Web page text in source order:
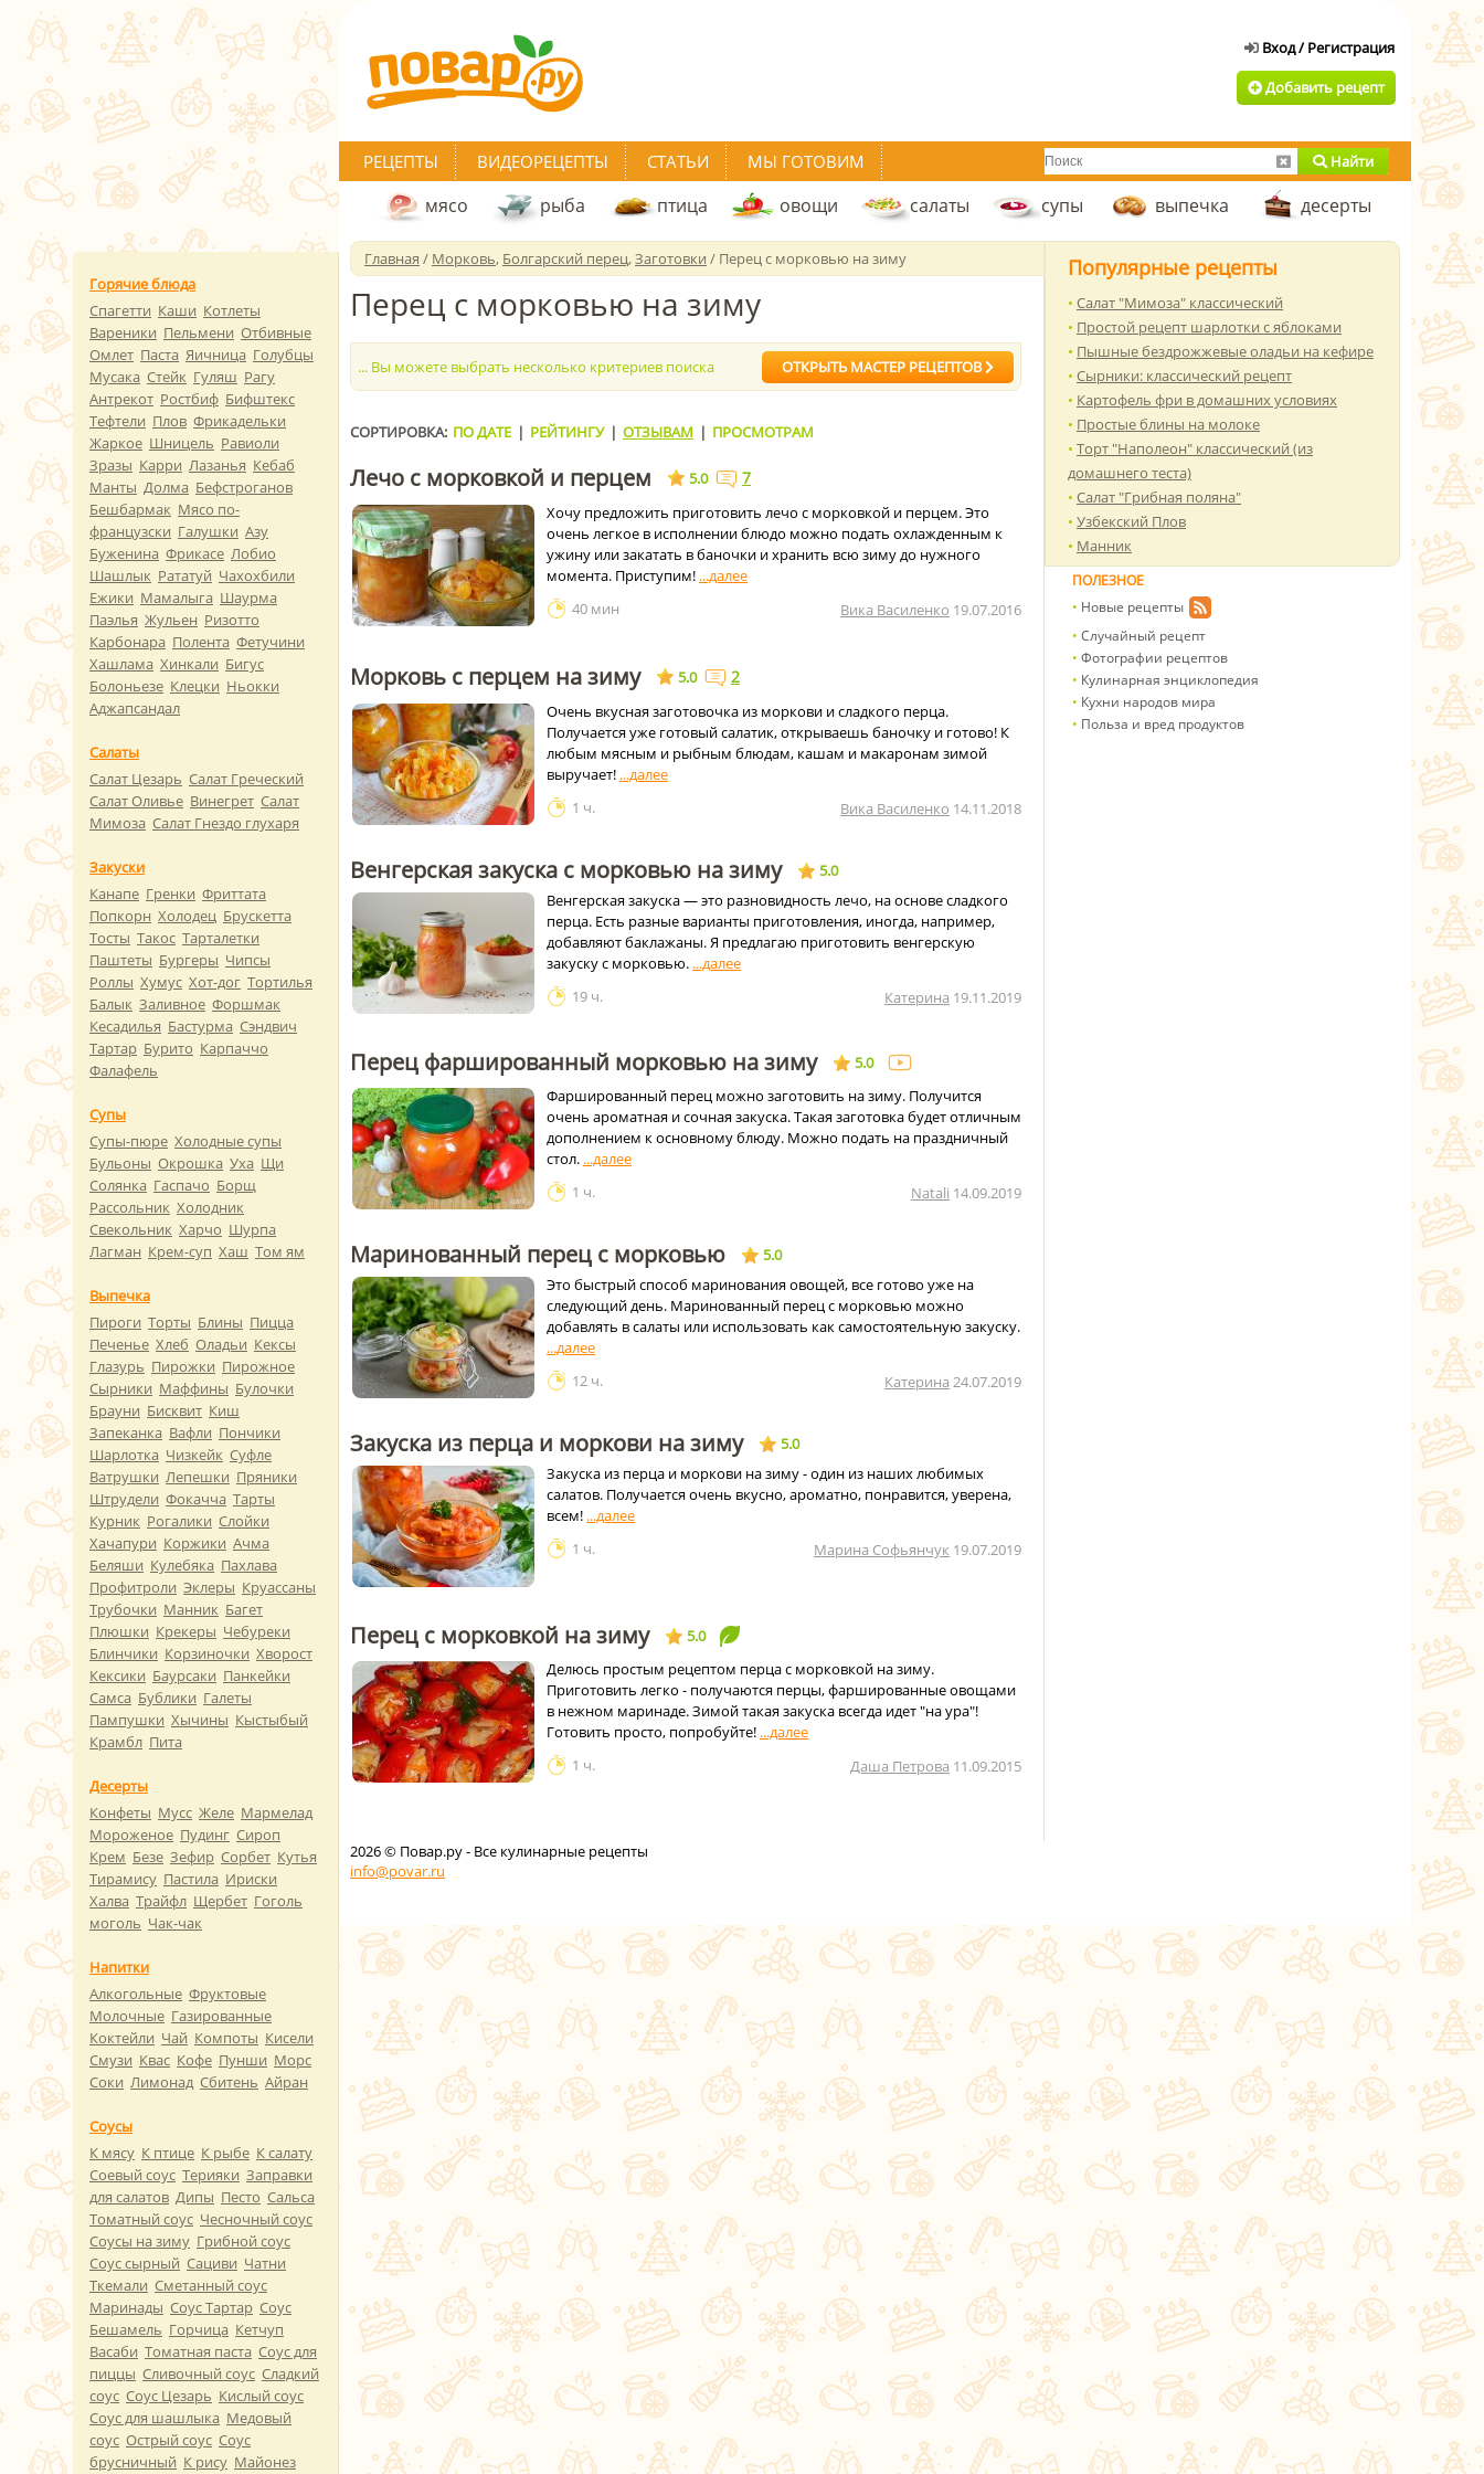
Добавить рецепт
РЕЦЕПТЫ ВИДЕОРЕЦЕПТЫ СТАТЬИ МЫ ГОТОВИМ Найти
мясо рыба птица овощи салаты супы выпечка десерты
Главная / Морковь, Болгарский перец,Заготовки / Перец с морковью на зиму
Перец с морковью на зиму
... Вы можете выбрать несколько критериев поиска ОТКРЫТЬ МАСТЕР РЕЦЕПТОВ
СОРТИРОВКА: ПО ДАТЕ | РЕЙТИНГУ | ОТЗЫВАМ | ПРОСМОТРАМ
Лечо с морковкой и перцем 5.0 7
Хочу предложить приготовить лечо с морковкой и перцем. Это
очень легкое в исполнении блюдо можно подать охлажденным к
ужину или закатать в баночки и хранить всю зиму до нужного
момента. Приступим!
40 мин
Вика Василенко 19.07.2016
Морковь с перцем на зиму 5.0 2
Очень вкусная заготовочка из моркови и сладкого перца.
Получается уже готовый салатик, открываешь баночку и готово! К
любым мясным и рыбным блюдам, кашам и макаронам зимой
выручает!
1 ч.
Вика Василенко 14.11.2018
Венгерская закуска с морковью на зиму
5.0
Венгерская закуска — это разновидность лечо, на основе сладкого
перца. Есть разные варианты приготовления, иногда, например,
добавляют баклажаны. Я предлагаю приготовить венгерскую
закуску с морковью.
19 ч.
Катерина 19.11.2019
Перец фаршированный морковью на зиму
5.0
Фаршированный перец можно заготовить на зиму. Получится
очень ароматная и сочная закуска. Такая заготовка будет отличным
дополнением к основному блюду. Можно подать на праздничный
стол.
1 ч.
Natali 14.09.2019
Маринованный перец с морковью
5.0
Это быстрый способ маринования овощей, все готово уже на
следующий день. Маринованный перец с морковью можно
добавлять в салаты или использовать как самостоятельную закуску.
12 ч. Катерина 24.07.2019
Закуска из перца и моркови на зиму
5.0
Закуска из перца и моркови на зиму - один из наших любимых
салатов. Получается очень вкусно, ароматно, понравится, уверена,
всем!
1 ч.
Марина Софьянчук 19.07.2019
Перец с морковкой на зиму
5.0
Делюсь простым рецептом перца с морковкой на зиму.
Приготовить легко - получаются перцы, фаршированные овощами
в нежном маринаде. Зимой такая закуска всегда идет "на ура"!
Готовить просто, попробуйте!
1 ч.
Даша Петрова 11.09.2015
Популярные рецепты
Салат "Мимоза" классический
Простой рецепт шарлотки с яблоками
Пышные бездрожжевые оладьи на кефире
Сырники: классический рецепт
Картофель фри в домашних условиях
Простые блины на молоке
Торт "Наполеон" классический (из
домашнего теста)
Салат "Грибная поляна"
Узбекский Плов
Манник
ПОЛЕЗНОЕ
Новые рецепты
Случайный рецепт
Фотографии рецептов
Кулинарная энциклопедия
Кухни народов мира
Польза и вред продуктов
2026© Повар.ру - Все кулинарные рецепты
info@povar.ru
Горячие блюда
Спагетти Каши Котлеты
Вареники Пельмени Отбивные
Омлет Паста Яичница Голубцы
Мусака Стейк Гуляш Рагу
Антрекот Ростбиф Бифштекс
Тефтели Плов Фрикадельки
Жаркое Шницель Равиоли
Зразы Карри Лазанья Кебаб
Манты Долма Бефстроганов
Бешбармак Мясо по-
французски Галушки Азу
Буженина Фрикасе Лобио
Шашлык Рататуй Чахохбили
Ежики Мамалыга Шаурма
Паэлья Жульен Ризотто
Карбонара Полента Фетучини
Хашлама Хинкали Бигус
Болоньезе Клецки Ньокки
Аджапсандал
Салаты
Салат Цезарь Салат Греческий
Салат Оливье Винегрет Салат
Мимоза Салат Гнездо глухаря
Закуски
Канапе Гренки Фриттата
Попкорн Холодец Брускетта
Тосты Такос Тарталетки
Паштеты Бургеры Чипсы
Роллы Хумус Хот-дог Тортилья
Балык Заливное Форшмак
Кесадилья Бастурма Сэндвич
Тартар Бурито Карпаччо
Фалафель
Супы
Супы-пюре Холодные супы
Бульоны Окрошка Уха Щи
Солянка Гаспачо Борщ
Рассольник Холодник
Свекольник Харчо Шурпа
Лагман Крем-суп Хаш Том ям
Выпечка
Пироги Торты Блины Пицца
Печенье Хлеб Оладьи Кексы
Глазурь Пирожки Пирожное
Сырники Маффины Булочки
Брауни Бисквит Киш
Запеканка Вафли Пончики
Шарлотка Чизкейк Суфле
Ватрушки Лепешки Пряники
Штрудели Фокачча Тарты
Курник Рогалики Слойки
Хачапури Коржики Ачма
Беляши Кулебяка Пахлава
Профитроли Эклеры Круассаны
Трубочки Манник Багет
Плюшки Крекеры Чебуреки
Блинчики Корзиночки Хворост
Кексики Баурсаки Панкейки
Самса Бублики Галеты
Пампушки Хычины Кыстыбый
Крамбл Пита
Десерты
Конфеты Мусс Желе Мармелад
Мороженое Пудинг Сироп
Крем Безе Зефир Сорбет Кутья
Тирамису Пастила Ириски
Халва Трайфл Щербет Гоголь
моголь Чак-чак
Напитки
Алкогольные Фруктовые
Молочные Газированные
Коктейли Чай Компоты Кисели
Смузи Квас Кофе Пунши Морс
Соки Лимонад Сбитень Айран
Соусы
К мясу К птице К рыбе К салату
Соевый соус Терияки Заправки
для салатов Дипы Песто Сальса
Томатный соус Чесночный соус
Соусы на зиму Грибной соус
Соус сырный Сациви Чатни
Ткемали Сметанный соус
Маринады Соус Тартар Соус
Бешамель Горчица Кетчуп
Васаби Томатная паста Соус для
пиццы Сливочный соус Сладкий
соус Соус Цезарь Кислый соус
Соус для шашлыка Медовый
соус Острый соус Соус
брусничный К рису Майонез